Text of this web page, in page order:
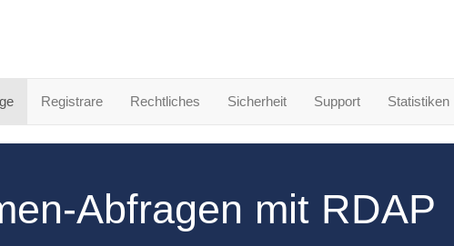
Registrare Rechtliches Sicherheit Support Statistiken
Abfragen mit RDAP